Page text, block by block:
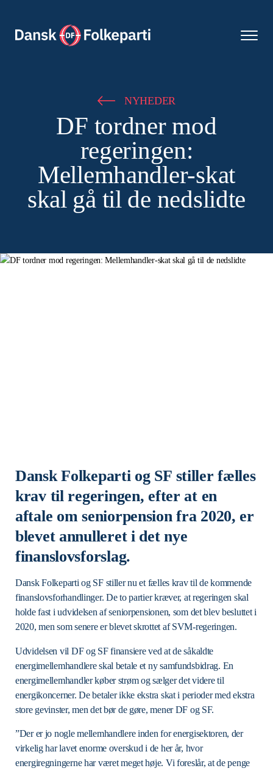
NYHEDER
DF tordner mod
regeringen:
Mellemhandler-skat
skal gå til de nedslidte
Dansk Folkeparti og SF stiller fælles
krav til regeringen, efter at en
aftale om seniorpension fra 2020, er
blevet annulleret i det nye
finanslovsforslag.
Dansk Folkeparti og SF stiller nu et fælles krav til de kommende
finanslovsforhandlinger. De to partier kræver, at regeringen skal
holde fast i udvidelsen af seniorpensionen, som det blev besluttet i
2020, men som senere er blevet skrottet af SVM-regeringen.
Udvidelsen vil DF og SF finansiere ved at de såkaldte
energimellemhandlere skal betale et ny samfundsbidrag. En
energimellemhandler køber strøm og sælger det videre til
energikoncerner. De betaler ikke ekstra skat i perioder med ekstra
store gevinster, men det bør de gøre, mener DF og SF.
”Der er jo nogle mellemhandlere inden for energisektoren, der
virkelig har lavet enorme overskud i de her år, hvor
energiregningerne har været meget høje. Vi foreslår, at de penge